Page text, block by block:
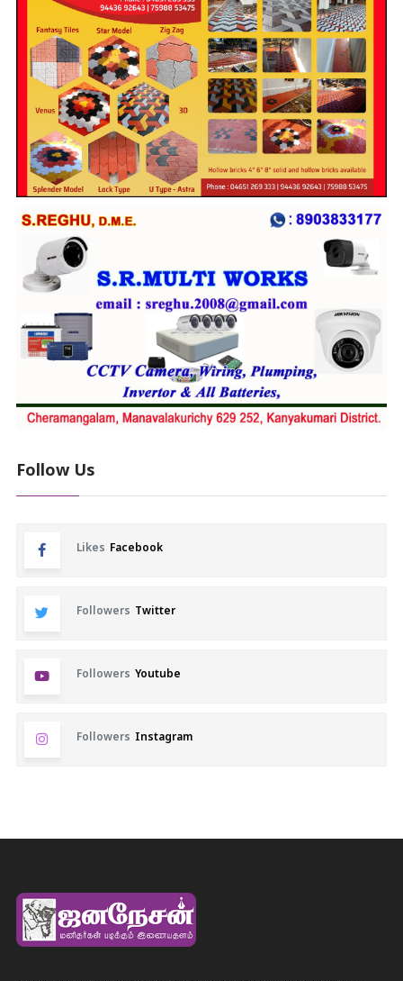
Follow Us
Likes Facebook
Followers Twitter
Followers Youtube
Followers Instagram